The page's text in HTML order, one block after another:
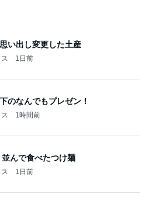
い出し変更した土産
1日前
のなんでもプレゼン！
1時間前
んで食べたつけ麺
1日前